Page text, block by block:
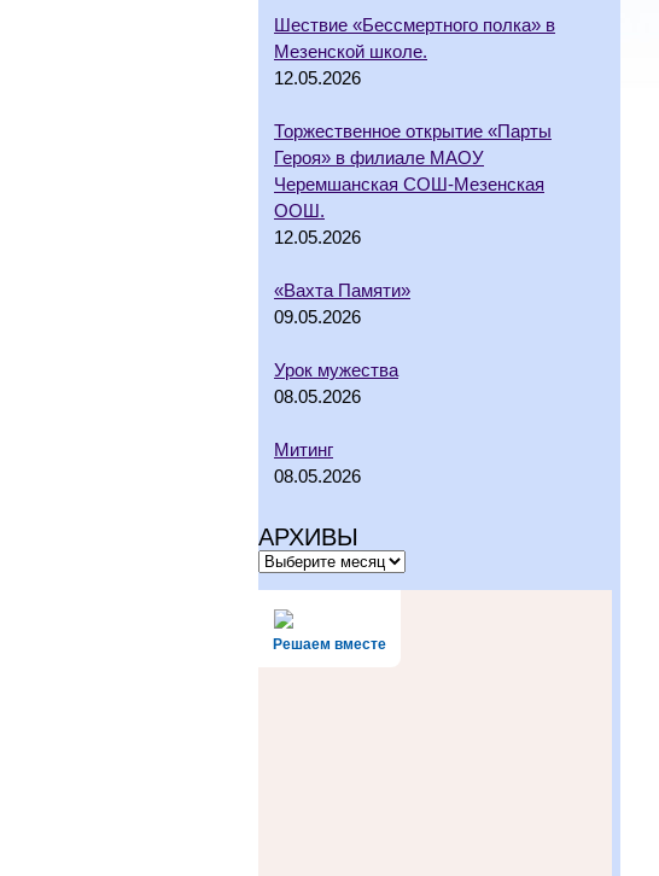
Шествие «Бессмертного полка» в
Мезенской школе.
12.05.2026
Торжественное открытие «Парты
Героя» в филиале МАОУ
Черемшанская СОШ-Мезенская
ООШ.
12.05.2026
«Вахта Памяти»
09.05.2026
Урок мужества
08.05.2026
Митинг
08.05.2026
АРХИВЫ
Решаем вместе